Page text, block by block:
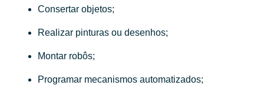
Consertar objetos;
Realizar pinturas ou desenhos;
Montar robôs;
Programar mecanismos automatizados;